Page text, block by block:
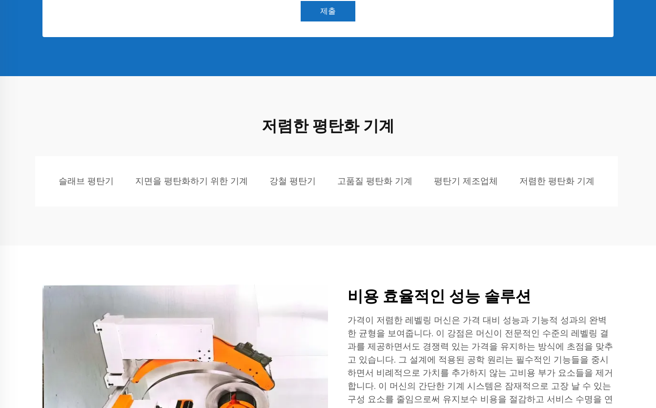
제출
저렴한 평탄화 기계
슬래브 평탄기 지면을 평탄화하기 위한 기계 강철 평탄기 고품질 평탄화 기계 평탄기 제조업체 저렴한 평탄화 기계
비용 효율적인 성능 솔루션
가격이 저렴한 레벨링 머신은 가격 대비 성능과 기능적 성과의 완벽
한 균형을 보여줍니다. 이 강점은 머신이 전문적인 수준의 레벨링 결
과를 제공하면서도 경쟁력 있는 가격을 유지하는 방식에 초점을 맞추
고 있습니다. 그 설계에 적용된 공학 원리는 필수적인 기능들을 중시
하면서 비례적으로 가치를 추가하지 않는 고비용 부가 요소들을 제거
합니다. 이 머신의 간단한 기계 시스템은 잠재적으로 고장 날 수 있는
구성 요소를 줄임으로써 유지보수 비용을 절감하고 서비스 수명을 연